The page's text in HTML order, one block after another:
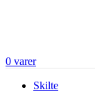
0 varer
Skilte